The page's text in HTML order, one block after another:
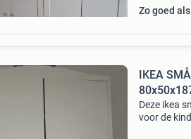
Zo goed
IKEA
Deze ikea
voor de